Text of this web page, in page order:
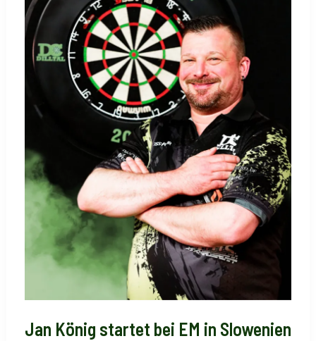
Jan König startet bei EM in Slowenien